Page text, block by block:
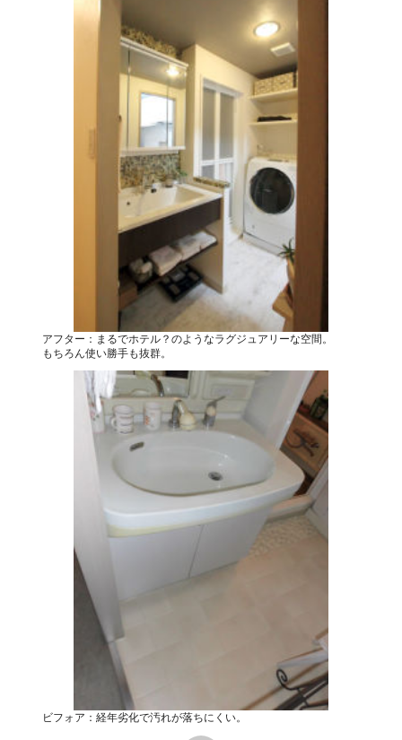
アフター：まるでホテル？のようなラグジュアリーな空間。
もちろん使い勝手も抜群。
ビフォア：経年劣化で汚れが落ちにくい。